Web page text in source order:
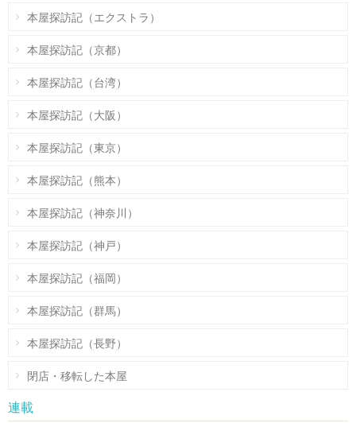
本屋探訪記（エクストラ）
本屋探訪記（京都）
本屋探訪記（台湾）
本屋探訪記（大阪）
本屋探訪記（東京）
本屋探訪記（熊本）
本屋探訪記（神奈川）
本屋探訪記（神戸）
本屋探訪記（福岡）
本屋探訪記（群馬）
本屋探訪記（長野）
閉店・移転した本屋
連載